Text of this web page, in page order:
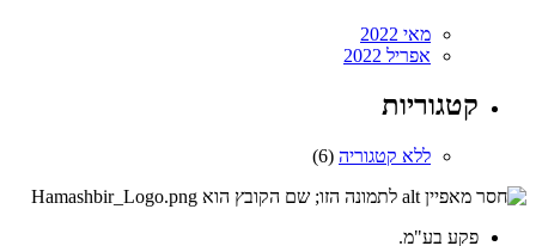
מאי 2022
אפריל 2022
קטגוריות
ללא קטגוריה (6)
פקע בע"מ.